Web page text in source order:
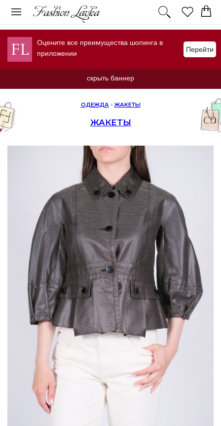
Оцените все преимущества шопинга в
приложении
Перейти
скрыть баннер
ОДЕЖДА- ЖАКЕТЫ
ЖАКЕТЫ